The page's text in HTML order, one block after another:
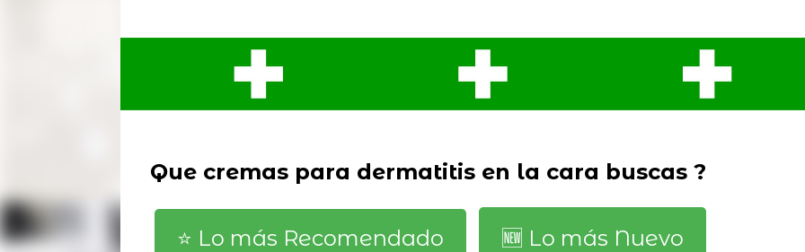
Que cremas para dermatitis en la cara buscas ?
⭐️ Lo más Recomendado 🆕️ Lo más Nuevo